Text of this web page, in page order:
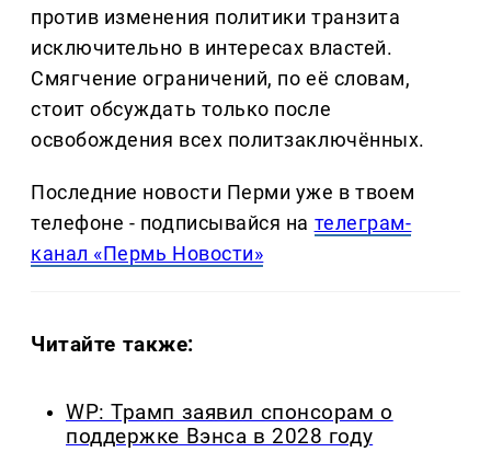
против изменения политики транзита
исключительно в интересах властей.
Смягчение ограничений, по её словам,
стоит обсуждать только после
освобождения всех политзаключённых.
Последние новости Перми уже в твоем
телефоне - подписывайся на телеграм-
канал «Пермь Новости»
Читайте также:
WP: Трамп заявил спонсорам о
поддержке Вэнса в 2028 году